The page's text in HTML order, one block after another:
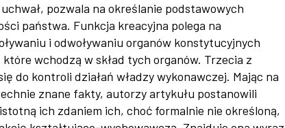
pozwala na określanie podstawowych
państwa. Funkcja kreacyjna polega na
i odwoływaniu organów konstytucyjnych
wchodzą w skład tych organów. Trzecia z
do kontroli działań władzy wykonawczej. Mając na
znane fakty, autorzy artykułu postanowili
ich zdaniem ich, choć formalnie nie określoną,